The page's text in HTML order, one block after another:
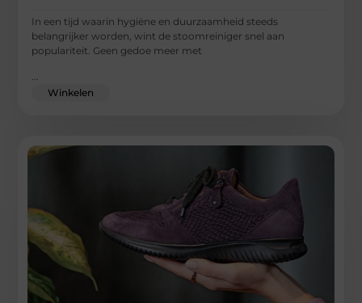
In een tijd waarin hygiëne en duurzaamheid steeds
belangrijker worden, wint de stoomreiniger snel aan
populariteit. Geen gedoe meer met
...
Winkelen